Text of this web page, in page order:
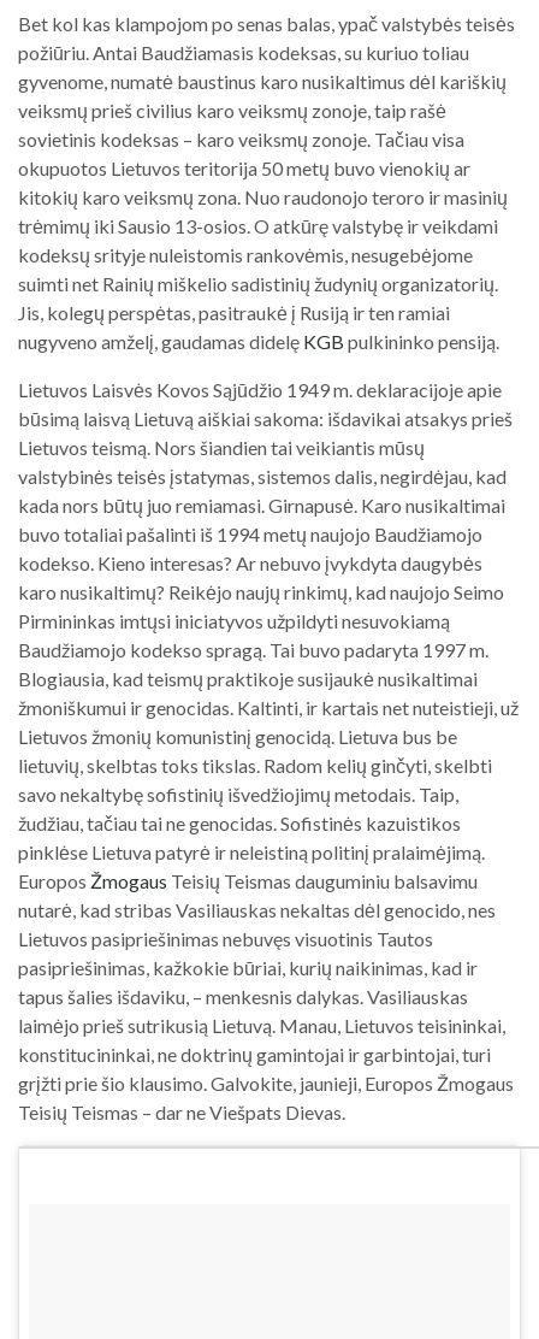
Bet kol kas klampojom po senas balas, ypač valstybės teisės
požiūriu. Antai Baudžiamasis kodeksas, su kuriuo toliau
gyvenome, numatė baustinus karo nusikaltimus dėl kariškių
veiksmų prieš civilius karo veiksmų zonoje, taip rašė
sovietinis kodeksas – karo veiksmų zonoje. Tačiau visa
okupuotos Lietuvos teritorija 50 metų buvo vienokių ar
kitokių karo veiksmų zona. Nuo raudonojo teroro ir masinių
trėmimų iki Sausio 13-osios. O atkūrę valstybę ir veikdami
kodeksų srityje nuleistomis rankovėmis, nesugebėjome
suimti net Rainių miškelio sadistinių žudynių organizatorių.
Jis, kolegų perspėtas, pasitraukė į Rusiją ir ten ramiai
nugyveno amželį, gaudamas didelę KGB pulkininko pensiją.
Lietuvos Laisvės Kovos Sąjūdžio 1949 m. deklaracijoje apie
būsimą laisvą Lietuvą aiškiai sakoma: išdavikai atsakys prieš
Lietuvos teismą. Nors šiandien tai veikiantis mūsų
valstybinės teisės įstatymas, sistemos dalis, negirdėjau, kad
kada nors būtų juo remiamasi. Girnapusė. Karo nusikaltimai
buvo totaliai pašalinti iš 1994 metų naujojo Baudžiamojo
kodekso. Kieno interesas? Ar nebuvo įvykdyta daugybės
karo nusikaltimų? Reikėjo naujų rinkimų, kad naujojo Seimo
Pirmininkas imtųsi iniciatyvos užpildyti nesuvokiamą
Baudžiamojo kodekso spragą. Tai buvo padaryta 1997 m.
Blogiausia, kad teismų praktikoje susijaukė nusikaltimai
žmoniškumui ir genocidas. Kaltinti, ir kartais net nuteistieji, už
Lietuvos žmonių komunistinį genocidą. Lietuva bus be
lietuvių, skelbtas toks tikslas. Radom kelių ginčyti, skelbti
savo nekaltybę sofistinių išvedžiojimų metodais. Taip,
žudžiau, tačiau tai ne genocidas. Sofistinės kazuistikos
pinklėse Lietuva patyrė ir neleistiną politinį pralaimėjimą.
Europos Žmogaus Teisių Teismas dauguminiu balsavimu
nutarė, kad stribas Vasiliauskas nekaltas dėl genocido, nes
Lietuvos pasipriešinimas nebuvęs visuotinis Tautos
pasipriešinimas, kažkokie būriai, kurių naikinimas, kad ir
tapus šalies išdaviku, – menkesnis dalykas. Vasiliauskas
laimėjo prieš sutrikusią Lietuvą. Manau, Lietuvos teisininkai,
konstitucininkai, ne doktrinų gamintojai ir garbintojai, turi
grįžti prie šio klausimo. Galvokite, jaunieji, Europos Žmogaus
Teisių Teismas – dar ne Viešpats Dievas.